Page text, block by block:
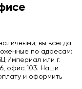
вы всегда
по адресам:
Империал или г.
офис 103. Наши
и оформить